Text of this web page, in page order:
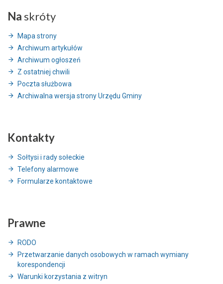
Na skróty
Mapa strony
Archiwum artykułów
Archiwum ogłoszeń
Z ostatniej chwili
Poczta służbowa
Archiwalna wersja strony Urzędu Gminy
Kontakty
Sołtysi i rady sołeckie
Telefony alarmowe
Formularze kontaktowe
Prawne
RODO
Przetwarzanie danych osobowych w ramach wymiany
korespondencji
Warunki korzystania z witryn